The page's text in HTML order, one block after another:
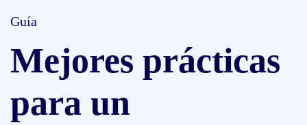
Guía
Mejores prácticas
para un